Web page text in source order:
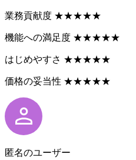
業務貢献度 ★★★★★
機能への満足度 ★★★★★
はじめやすさ ★★★★★
価格の妥当性 ★★★★★
匿名のユーザー